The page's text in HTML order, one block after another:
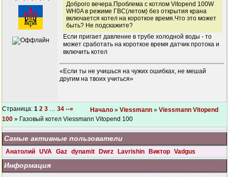
Доброго вечера.Проблема с котлом Vitopend 100W
WH0A в режиме ГВС(летом) без открытия крана
включается котел на короткое время.Что это может
быть? Не подскажите?
Если пригает давление в трубе холодной воды - то
может сработать на короткое время датчик протока и
включить котел
«Если ты не учишься на чужих ошибках, не мешай
другим на твоих учиться»
Страница: 1 2 3 … 34 --» Начало » Viessmann » Viessmann Vitopend
100 » Газовый котел Viessmann Vitopend 100
Самые активные пользователи
Анатолий UVA Gaz dynamit Dwrz Lavrishin Виктор Vadgus
Информация